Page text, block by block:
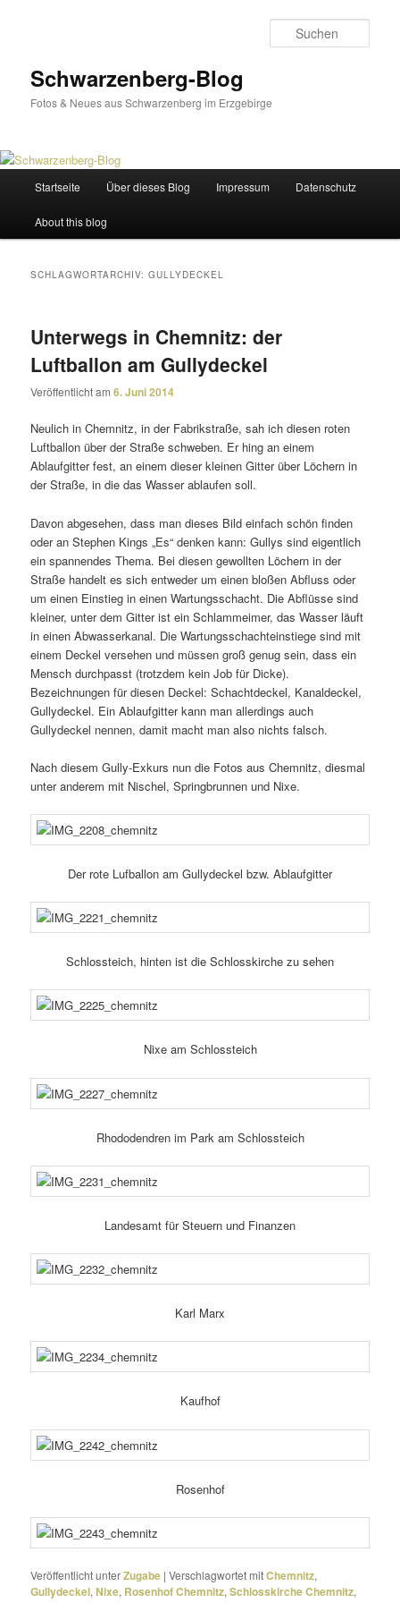
Schwarzenberg-Blog
Fotos & Neues aus Schwarzenberg im Erzgebirge
Startseite Über dieses Blog Impressum Datenschutz
About this blog
SCHLAGWORTARCHIV:GULLYDECKEL
Unterwegs in Chemnitz: der
Luftballon am Gullydeckel
Veröffentlicht am6. Juni 2014
Neulich in Chemnitz, in der Fabrikstraße, sah ich diesen roten
Luftballon über der Straße schweben. Er hing an einem
Ablaufgitter fest, an einem dieser kleinen Gitter über Löchern in
der Straße, in die das Wasser ablaufen soll.
Davon abge­sehen, dass man dieses Bild einfach schön finden
oder an Stephen Kings „Es“ denken kann: Gullys sind eigent­lich
ein span­nendes Thema. Bei diesen gewollten Löchern in der
Straße handelt es sich entweder um einen bloßen Abfluss oder
um einen Einstieg in einen Wartungsschacht. Die Abflüsse sind
kleiner, unter dem Gitter ist ein Schlammeimer, das Wasser läuft
in einen Abwasserkanal. Die Wartungsschachteinstiege sind mit
einem Deckel versehen und müssen groß genug sein, dass ein
Mensch durch­passt (trotzdem kein Job für Dicke).
Bezeichnungen für diesen Deckel: Schachtdeckel, Kanaldeckel,
Gullydeckel. Ein Ablaufgitter kann man aller­dings auch
Gullydeckel nennen, damit macht man also nichts falsch.
Nach diesem Gully-Exkurs nun die Fotos aus Chemnitz, diesmal
unter anderem mit Nischel, Springbrunnen und Nixe.
Der rote Lufballon am Gullydeckel bzw. Ablaufgitter
Schlossteich, hinten ist die Schlosskirche zu sehen
Nixe am Schlossteich
Rhododendren im Park am Schlossteich
Landesamt für Steuern und Finanzen
Karl Marx
Kaufhof
Rosenhof
Veröffentlicht unterZugabe |Verschlagwortet mitChemnitz,
Gullydeckel,Nixe, Rosenhof Chemnitz,Schlosskirche Chemnitz,